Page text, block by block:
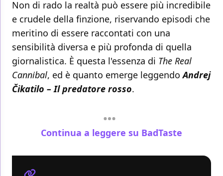
Non di rado la realtà può essere più incredibile
e crudele della finzione, riservando episodi che
meritino di essere raccontati con una
sensibilità diversa e più profonda di quella
giornalistica. È questa l'essenza di The Real
Cannibal, ed è quanto emerge leggendoAndrej
Čikatilo – Il predatore rosso.
Continua a leggere su BadTaste